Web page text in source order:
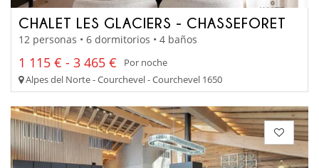
CHALET LES GLACIERS - CHASSEFORET
12 personas • 6 dormitorios • 4 baños
1 115 € - 3 465 €
Por noche
Alpes del Norte - Courchevel - Courchevel 1650